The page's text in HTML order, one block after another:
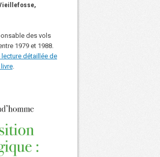
des vols
1979 et 1988.
détaillée de
.